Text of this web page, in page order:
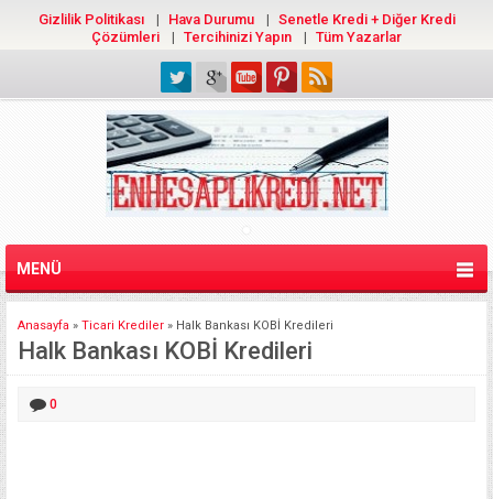
Gizlilik Politikası Hava Durumu
Senetle Kredi + Diğer Kredi
Çözümleri
Tercihinizi Yapın Tüm Yazarlar
MENÜ
Anasayfa » Ticari Krediler » Halk Bankası KOBİ Kredileri
Halk Bankası KOBİ Kredileri
0